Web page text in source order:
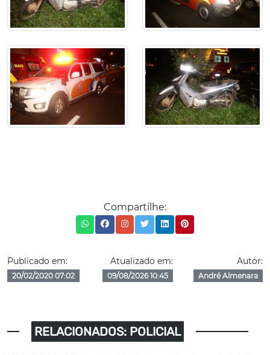
Compartilhe:
Publicado em:
20/02/2020 07:02
Atualizado em:
09/08/2026 10:45
Autor:
André Almenara
RELACIONADOS: POLICIAL